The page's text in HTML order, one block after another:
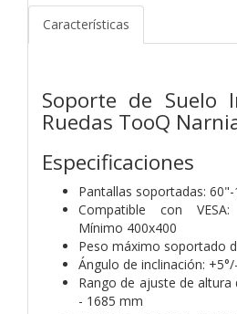
Características
Soporte de Suelo
Ruedas TooQ
Especificaciones
Pantallas soportadas:
Compatible con
Mínimo 400x400
Peso máximo soportado
Ángulo de inclinación:
Rango de ajuste de
- 1685 mm